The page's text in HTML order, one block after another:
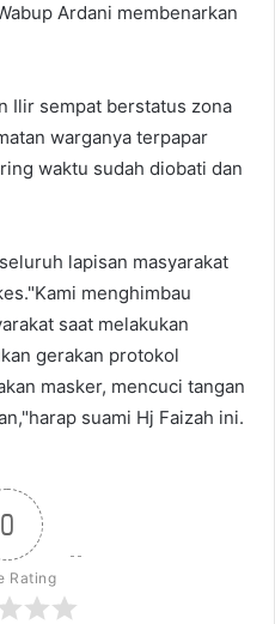
Ardani membenarkan
Ilir sempat berstatus zona
warganya terpapar
waktu sudah diobati dan
lapisan masyarakat
menghimbau
saat melakukan
gerakan protokol
masker, mencuci tangan
suami Hj Faizah ini.
0
Rating